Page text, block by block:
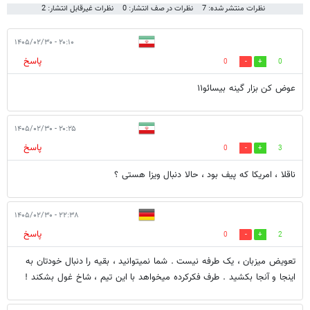
نظرات منتشر شده: 7 نظرات در صف انتشار: 0 نظرات غیرقابل انتشار: 2
۲۰:۱۰ - ۱۴۰۵/۰۲/۳۰
0
0
پاسخ
عوض کن بزار گینه بیسائو۱۱
۲۰:۲۵ - ۱۴۰۵/۰۲/۳۰
3
0
پاسخ
ناقلا ، امریکا که پیف بود ، حالا دنبال ویزا هستی ؟
۲۲:۳۸ - ۱۴۰۵/۰۲/۳۰
2
0
پاسخ
تعویض میزبان ، یک طرفه نیست . شما نمیتوانید ، بقیه را دنبال خودتان به
اینجا و آنجا بکشید . طرف فکرکرده میخواهد با این تیم ، شاخ غول بشکند !